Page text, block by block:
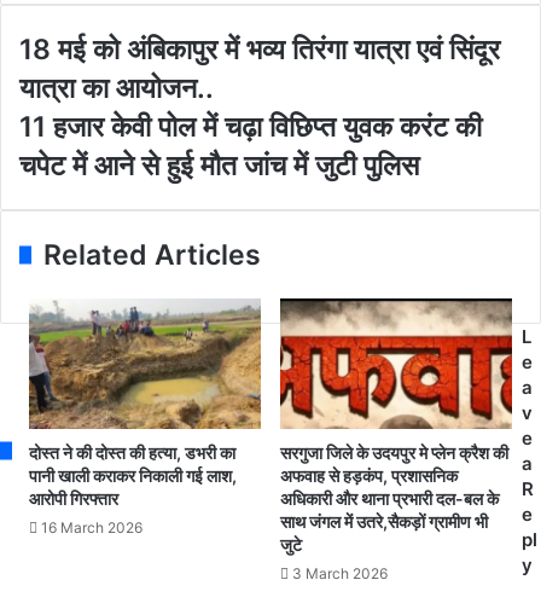
o
u
r
E
m
a
l
a
d
r
1
म
ई
अं
पु
र
भ
व्य
ति
गा
या
त्रा
18 मई को अंबिकापुर में भव्य तिरंगा यात्रा एवं सिंदूर
यात्रा का आयोजन..
1
ह
के
ल
ढ़ा
वि
छि
प्त
11 हजार केवी पोल में चढ़ा विछिप्त युवक करंट की
चपेट में आने से हुई मौत जांच में जुटी पुलिस
Related Articles
दोस्त ने की दोस्त की हत्या, डभरी का
पानी खाली कराकर निकाली गई लाश,
आरोपी गिरफ्तार
16 March 2026
सरगुजा जिले के उदयपुर मे प्लेन क्रैश की
अफवाह से हड़कंप, प्रशासनिक
अधिकारी और थाना प्रभारी दल-बल के
साथ जंगल में उतरे,सैकड़ों ग्रामीण भी
जुटे
3 March 2026
L
e
a
v
e
a
R
e
pl
y